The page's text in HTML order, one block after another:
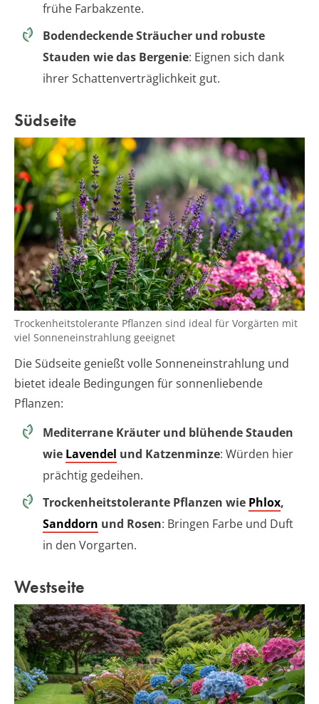
frühe Farbakzente.
Bodendeckende Sträucher und robuste
Stauden wie das Bergenie: Eignen sich dank
ihrer Schattenverträglichkeit gut.
Südseite
Trockenheitstolerante Pflanzen sind ideal für Vorgärten mit
viel Sonneneinstrahlung geeignet
Die Südseite genießt volle Sonneneinstrahlung und
bietet ideale Bedingungen für sonnenliebende
Pflanzen:
Mediterrane Kräuter und blühende Stauden
wie Lavendel und Katzenminze: Würden hier
prächtig gedeihen.
Trockenheitstolerante Pflanzen wie Phlox,
Sanddorn und Rosen: Bringen Farbe und Duft
in den Vorgarten.
Westseite